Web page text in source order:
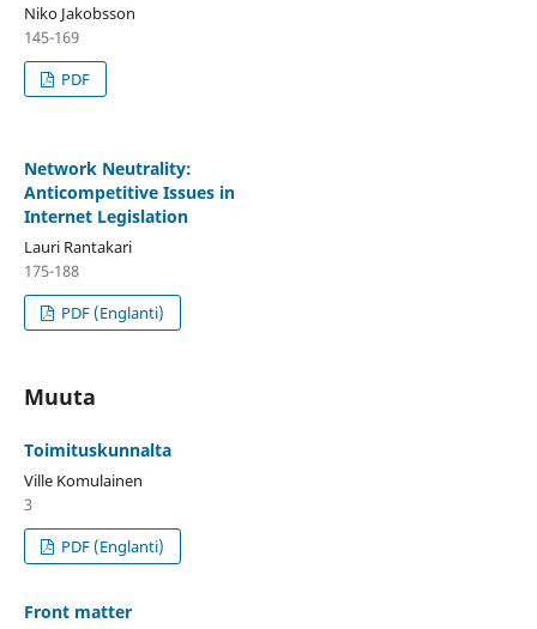
Niko Jakobsson
145-169
PDF
Network Neutrality:
Anticompetitive Issues in
Internet Legislation
Lauri Rantakari
175-188
PDF (Englanti)
Muuta
Toimituskunnalta
Ville Komulainen
3
PDF (Englanti)
Front matter